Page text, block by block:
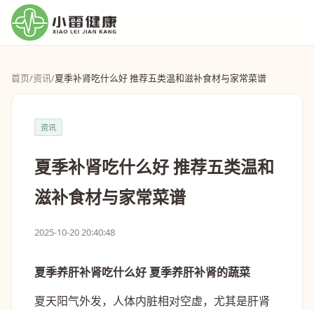
首页/资讯/夏季补肾吃什么好 推荐五类温和滋补食材与家常菜谱
资讯
夏季补肾吃什么好 推荐五类温和
滋补食材与家常菜谱
2025-10-20 20:40:48
夏季养肝补肾吃什么好 夏季养肝补肾的蔬菜
夏天阳气外发，人体内脏相对空虚，尤其是肝肾